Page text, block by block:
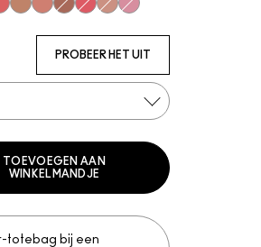
PROBEER HET UIT
TOEVOEGEN AAN
WINKELMANDJE
totebag bij een